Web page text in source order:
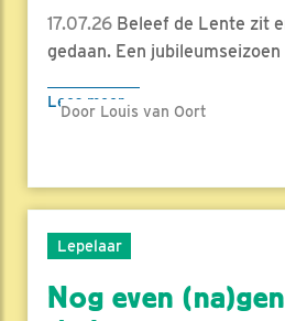
17.07.26 Beleef de Lente zit
gedaan. Een
Lees meer
Door Louis van Oort
Lepelaar
Nog even